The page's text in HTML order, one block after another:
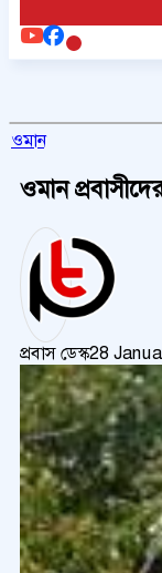
ওমান
ওমান
প্রবাস ডেস্ক28